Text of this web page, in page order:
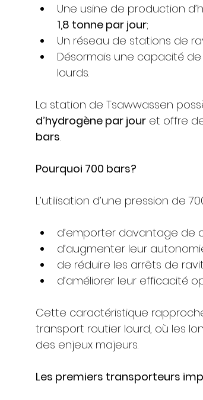
Une usine de production
1,8 tonne par jour;
Un réseau de stations de
Désormais une capacité
lourds.
La station de Tsawwassen
d’hydrogène par jour et offre
bars.
Pourquoi 700 bars?
L’utilisation d’une pression de
d’emporter davantage de
d’augmenter leur
de réduire les arrêts de
d’améliorer leur efficacité
Cette caractéristique
transport routier lourd, où les
des enjeux majeurs.
Les premiers transporteurs